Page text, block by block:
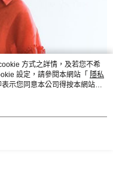
方式之詳情，及若您不希
設定，請參閱本網站「 隱私
示您同意本公司得按本網站使